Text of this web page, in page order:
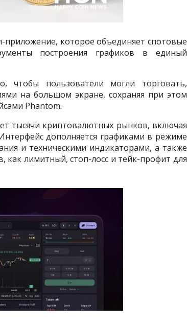
которое объединяет спотовые
построения графиков в единый
чтобы пользователи могли торговать,
на большом экране, сохраняя при этом
Phantom.
тысячи криптовалютных рынков, включая
дополняется графиками в режиме
и техническими индикаторами, а также
лимитный, стоп-лосс и тейк-профит для